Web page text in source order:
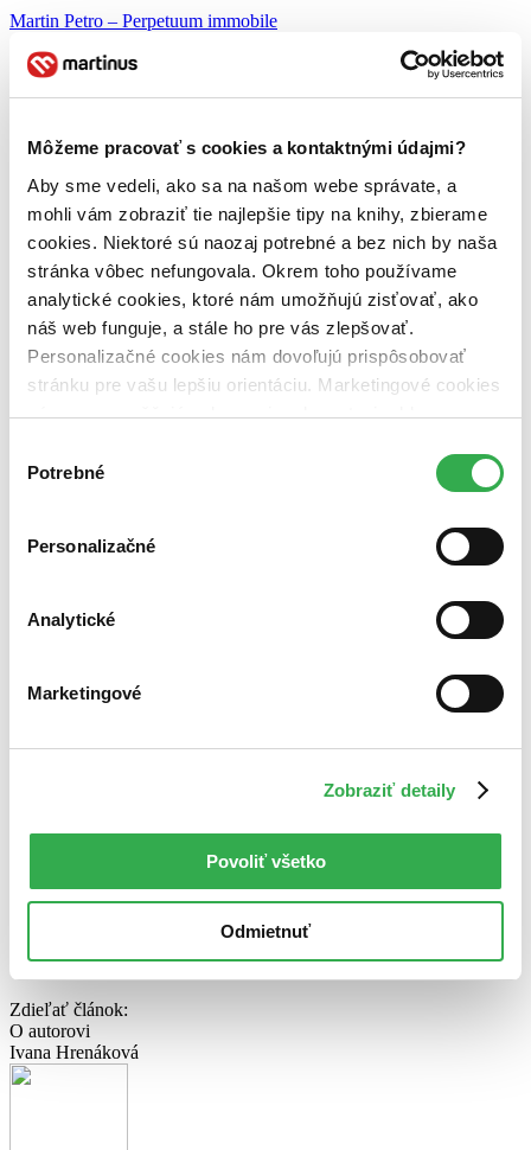
Môžeme pracovať s cookies a kontaktnými údajmi?
Aby sme vedeli, ako sa na našom webe správate, a
mohli vám zobraziť tie najlepšie tipy na knihy, zbierame
cookies. Niektoré sú naozaj potrebné a bez nich by naša
stránka vôbec nefungovala. Okrem toho používame
analytické cookies, ktoré nám umožňujú zisťovať, ako
náš web funguje, a stále ho pre vás zlepšovať.
Personalizačné cookies nám dovoľujú prispôsobovať
stránku pre vašu lepšiu orientáciu. Marketingové cookies
nám zas umožňujú zobrazenie relevantnej reklamy.
nám pomohlo, keby sme mohli používať všetky tieto
súhlasu
Potrebné
Personalizačné
Analytické
Marketingové
Zobraziť detaily
Povoliť všetko
Odmietnuť
Martin Petro – Perpetuum immobile
Simona Sádecká – Škára
Jana Tabačková – V tuneli
Hlasovanie prebiehado polnoci 20. októbra 2018. Spomedzi
hlasujúcich navyše vyžrebujeme šťastlivca, ktorý od nás dostane
50€ poukážkuna nákup kníh a ďalších piatich, ktorých odmeníme
novýmzborníkom Fantázia 2018. Sci-fi a fantasy zdar!
Zdieľať článok:
O autorovi
Ivana Hrenáková